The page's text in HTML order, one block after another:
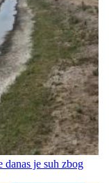
je suh zbog